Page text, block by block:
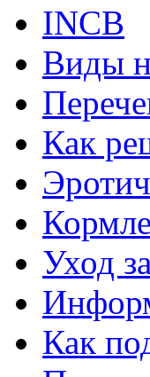
INCB
Виды
Как
Уход
Как